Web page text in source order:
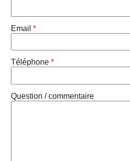
Email*
Téléphone*
Question / commentaire